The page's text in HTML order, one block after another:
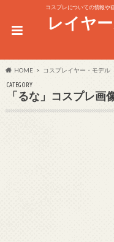
コスプレについての情報や
レイヤ
HOME コスプレイヤー・モデル
CATEGORY
「るな」コスプレ画